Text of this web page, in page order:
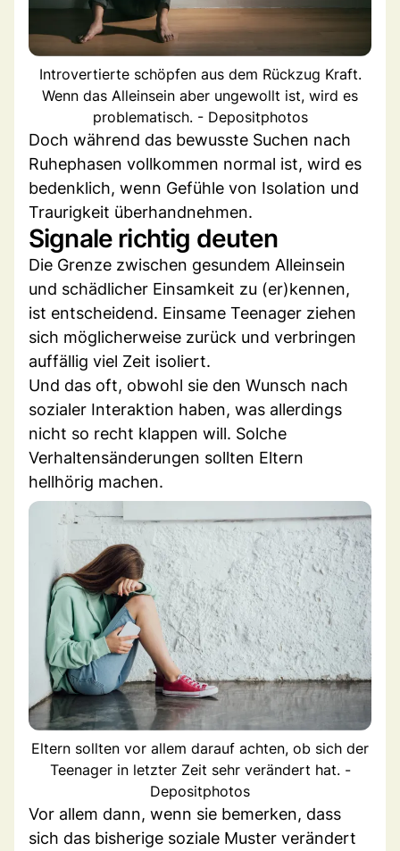
Introvertierte schöpfen aus dem Rückzug Kraft.
Wenn das Alleinsein aber ungewollt ist, wird es
problematisch. - Depositphotos
Doch während das bewusste Suchen nach
Ruhephasen vollkommen normal ist, wird es
bedenklich, wenn Gefühle von Isolation und
Traurigkeit überhandnehmen.
Signale richtig deuten
Die Grenze zwischen gesundem Alleinsein
und schädlicher Einsamkeit zu (er)kennen,
ist entscheidend. Einsame Teenager ziehen
sich möglicherweise zurück und verbringen
auffällig viel Zeit isoliert.
Und das oft, obwohl sie den Wunsch nach
sozialer Interaktion haben, was allerdings
nicht so recht klappen will. Solche
Verhaltensänderungen sollten Eltern
hellhörig machen.
Eltern sollten vor allem darauf achten, ob sich der
Teenager in letzter Zeit sehr verändert hat. -
Depositphotos
Vor allem dann, wenn sie bemerken, dass
sich das bisherige soziale Muster verändert